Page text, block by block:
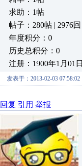
求助：1帖
帖子：280帖 | 2976回
年度积分：0
历史总积分：0
注册：1900年1月01日
发表于：2013-02-03 07:58:02
回复 引用 举报